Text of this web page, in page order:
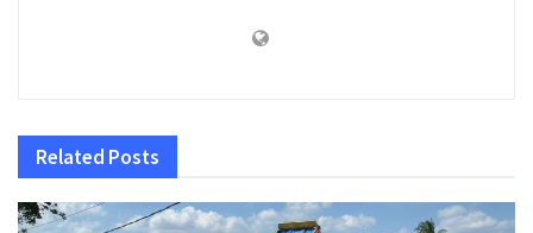
Related Posts